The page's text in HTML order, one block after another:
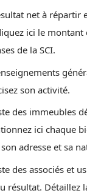
net à répartir
ici le montant
de la SCI.
son activité.
des immeubles
ici chaque
adresse et sa
des associés et
résultat. Détaillez